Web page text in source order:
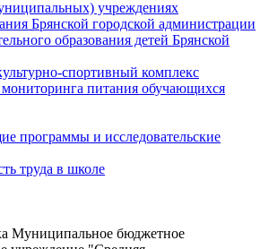
учреждениях
Брянской городской администрации
образования детей Брянской
спортивный комплекс
питания обучающихся
программы и исследовательские
труда в школе
Муниципальное бюджетное